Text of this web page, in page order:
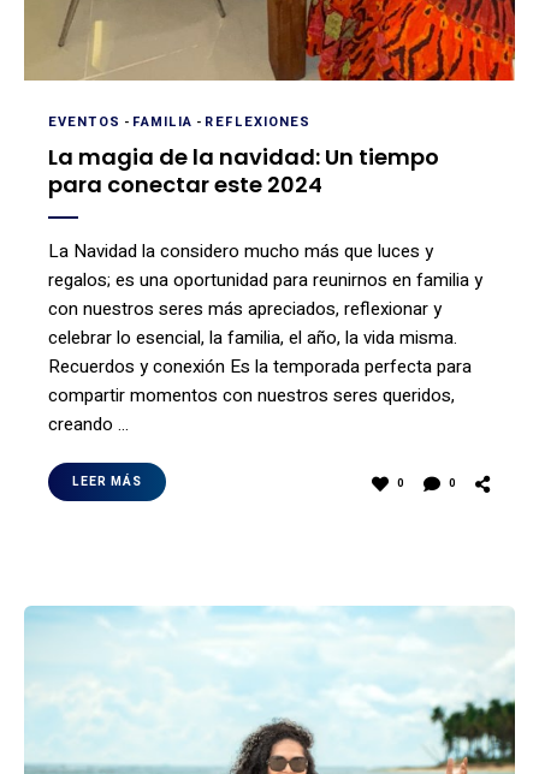
EVENTOS - FAMILIA - REFLEXIONES
La magia de la navidad: Un tiempo
para conectar este 2024
La Navidad la considero mucho más que luces y
regalos; es una oportunidad para reunirnos en familia y
con nuestros seres más apreciados, reflexionar y
celebrar lo esencial, la familia, el año, la vida misma.
Recuerdos y conexión Es la temporada perfecta para
compartir momentos con nuestros seres queridos,
creando …
LEER MÁS 0 0